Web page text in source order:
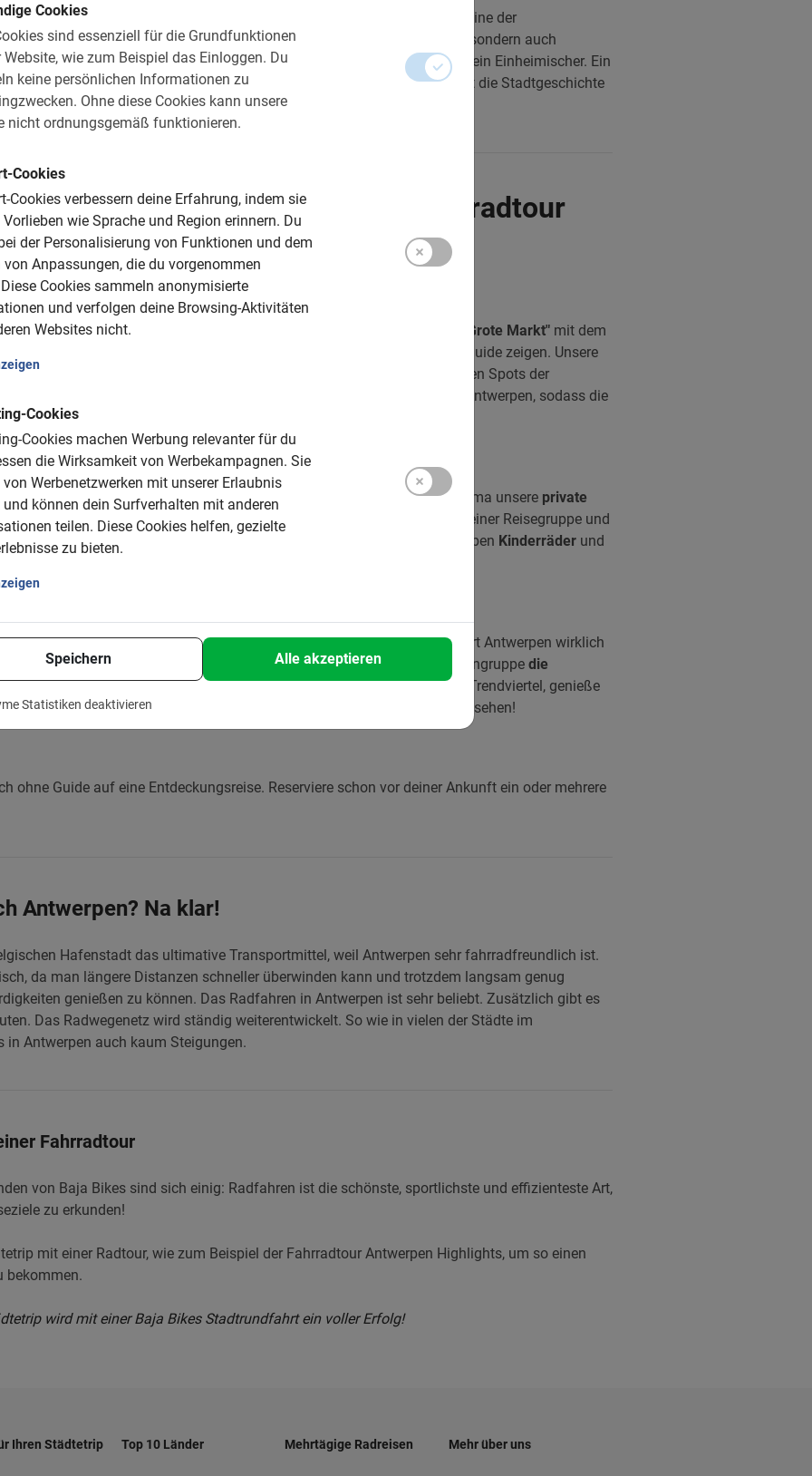
Cookies
sind essenziell für die Grundfunktionen
Website, wie zum Beispiel das Einloggen. Du
keine persönlichen Informationen zu
Ohne diese Cookies kann unsere
nicht ordnungsgemäß funktionieren.
Cookies
Cookies verbessern deine Erfahrung, indem sie
wie Sprache und Region erinnern. Du
der Personalisierung von Funktionen und dem
von Anpassungen, die du vorgenommen
Diese Cookies sammeln anonymisierte
und verfolgen deine Browsing-Aktivitäten
Websites nicht.
Cookies
Cookies machen Werbung relevanter für du
die Wirksamkeit von Werbekampagnen. Sie
von Werbenetzwerken mit unserer Erlaubnis
und können dein Surfverhalten mit anderen
teilen. Diese Cookies helfen, gezielte
zu bieten.
Speichern Alle akzeptieren
Statistiken deaktivieren
nachhhaltig und in kurzer Zeit. Buche eine
! Antwerpen ist eine der
Fahrradfahren in derDiamantenmetropole
ist also nicht nur sicher, sondern auch
dich mit deinen Mitreisenden aufs Rad und entdecke die Stadt wie ein Einheimischer. Ein
Seiten der flämischen Metropole auf unterhaltsame Art. Er bringt die Stadtgeschichte
kurzweilige Anekdoten näher.
mit dem Rad: Fahrradtour
lasse dir die schönsten Sehenswürdigkeiten, wie etwa den Marktplatz "Grote Markt" mit dem
auf unterhaltsame Art und Weise von einem gut gelaunten Guide zeigen. Unsere
und führen die Gruppe zu touristischen Highlights und auch zu geheimen Spots der
wird abgerundet durch interessante und unterhaltsame Anekdoten über Antwerpen, sodass die
machen? Dann laden wir dich ein, mit deiner Familie, Freunden oder Firma unsere private
du nicht nur die Startzeit selbst bestimmen, sondern bist auch mit deiner Reisegruppe und
haben wir auch an unsere jungen Gäste gedacht und haben Kinderräder und
Studienfahrt
um mit deiner Gruppe von Schülern oder Studierenden auf der Studienfahrt Antwerpen wirklich
Oberstufe, Tutorengruppe, deinem Seminar oder einen anderen Studiengruppe die
an der Küste. Entdecke ihre historischen Prachtbauten und die hippen Trendviertel, genieße
das vielleicht schönste Bahnhofsgebäude Europas werdet ihr euch ansehen!
ohne Guide auf eine Entdeckungsreise. Reserviere schon vor deiner Ankunft ein oder mehrere
Antwerpen? Na klar!
Hafenstadt das ultimative Transportmittel, weil Antwerpen sehr fahrradfreundlich ist.
da man längere Distanzen schneller überwinden kann und trotzdem langsam genug
genießen zu können. Das Radfahren in Antwerpen ist sehr beliebt. Zusätzlich gibt es
Das Radwegenetz wird ständig weiterentwickelt. So wie in vielen der Städte im
in Antwerpen auch kaum Steigungen.
Fahrradtour
von Baja Bikes sind sich einig: Radfahren ist die schönste, sportlichste und effizienteste Art,
zu erkunden!
mit einer Radtour, wie zum Beispiel der Fahrradtour Antwerpen Highlights, um so einen
bekommen.
wird mit einer Baja Bikes Stadtrundfahrt ein voller Erfolg!
Ihren Städtetrip Top 10 Länder Mehrtägige Radreisen Mehr über uns